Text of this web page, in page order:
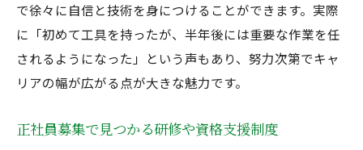
で徐々に自信と技術を身につけることができます。実際
に「初めて工具を持ったが、半年後には重要な作業を任
されるようになった」という声もあり、努力次第でキャ
リアの幅が広がる点が大きな魅力です。
正社員募集で見つかる研修や資格支援制度